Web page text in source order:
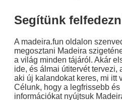
Segítünk
A madeira.fun oldalon
megosztani Madeira
a világ minden tájáról. Akár
ide, és álmai útitervét tervezi,
aki új kalandokat keres, mi itt
Célunk, hogy a legfrissebb
információkat nyújtsuk